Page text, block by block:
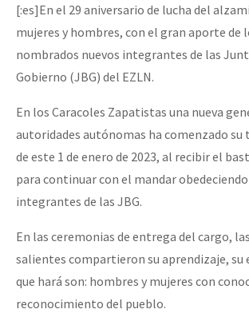
[:es]En el 29 aniversario de lucha del
mujeres y hombres, con el gran aporte de
nombrados nuevos integrantes de las
Gobierno (JBG) del EZLN.
En los Caracoles Zapatistas una nueva
autoridades autónomas ha comenzado
de este 1 de enero de 2023, al recibir el
para continuar con el mandar
integrantes de las JBG.
En las ceremonias de entrega del cargo,
salientes compartieron su aprendizaje, su
que hará son: hombres y mujeres con
reconocimiento del pueblo.